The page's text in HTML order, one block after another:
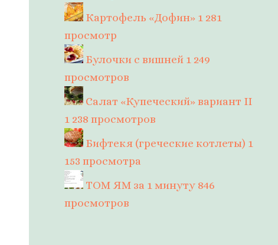
Картофель «Дофин» 1 281
просмотр
Булочки с вишней 1 249
просмотров
Салат «Купеческий» вариант II
1 238 просмотров
Бифтекя (греческие котлеты) 1
153 просмотра
ТОМ ЯМ за 1 минуту 846
просмотров